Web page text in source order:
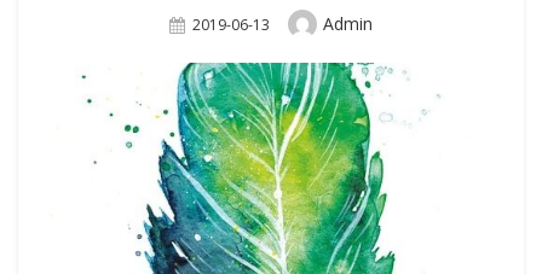
Posted
2019-06-13 Author
Admin